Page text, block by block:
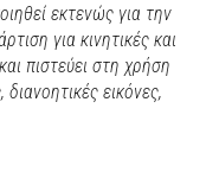
εκτενώς για την
για κινητικές και
πιστεύει στη χρήση
εικόνες,